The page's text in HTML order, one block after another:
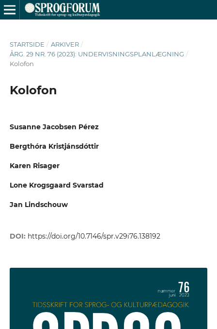
STARTSIDE / ARKIVER /
ÅRG. 29 NR. 76 (2023): UNDERVISNINGSPLANLÆGNING /
Kolofon
Kolofon
Susanne Jacobsen Pérez
Bergthóra Kristjánsdóttir
Karen Risager
Lone Krogsgaard Svarstad
Jan Lindschouw
DOI: https://doi.org/10.7146/spr.v29i76.138192